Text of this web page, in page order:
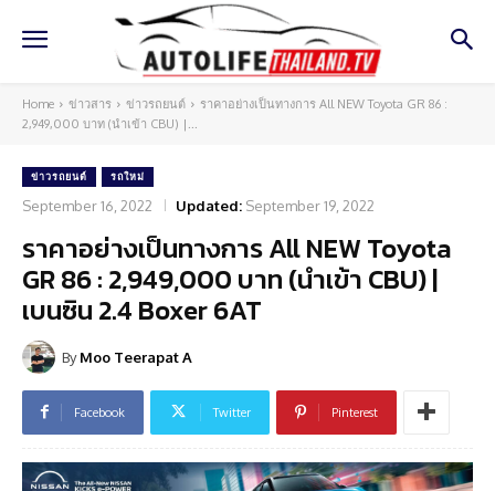
Home ข่าวสาร ข่าวรถยนต์
ราคาอย่างเป็นทางการ All NEW Toyota GR 86 :
2,949,000 บาท (นำเข้า CBU) |...
ข่าวรถยนต์ รถใหม่
September 16, 2022 Updated: September 19, 2022
ราคาอย่างเป็นทางการ All NEW Toyota
GR 86 : 2,949,000 บาท (นำเข้า CBU) |
เบนซิน 2.4 Boxer 6AT
By Moo Teerapat A
Facebook Twitter Pinterest